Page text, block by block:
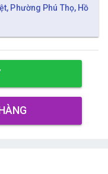
Phường Phú Thọ, Hồ